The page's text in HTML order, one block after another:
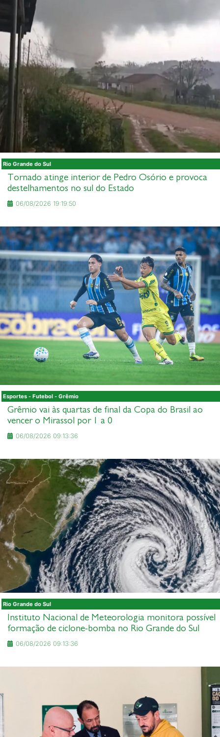
Rio Grande do Sul
Tornado atinge interior de Pedro Osório e provoca
destelhamentos no sul do Estado
06/08/2026 19:19:50
Esportes - Futebol - Grêmio
Grêmio vai às quartas de final da Copa do Brasil ao
vencer o Mirassol por 1 a 0
06/08/2026 09:13:36
Rio Grande do Sul
Instituto Nacional de Meteorologia monitora possível
formação de ciclone-bomba no Rio Grande do Sul
06/08/2026 09:13:36